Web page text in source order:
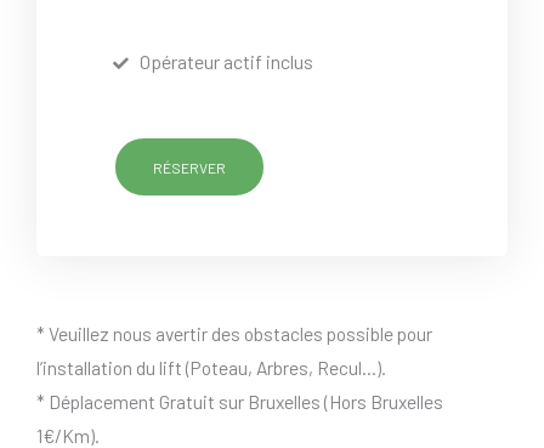
Opérateur actif inclus
RÉSERVER
* Veuillez nous avertir des obstacles possible pour
l’installation du lift (Poteau, Arbres, Recul…).
* Déplacement Gratuit sur Bruxelles (Hors Bruxelles
1€/Km).